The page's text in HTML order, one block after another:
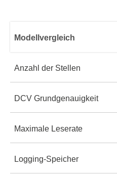
Modellvergleich
SDM4055A
Anzahl der Stellen
SDM4055A: 5½
SDM4055A-SC:
DCV Grundgenauigkeit
SDM4055A: 150 ppm
SDM4055A-SC:
Maximale Leserate
SDM4055A: 4,800 rdgs/s
Logging-Speicher